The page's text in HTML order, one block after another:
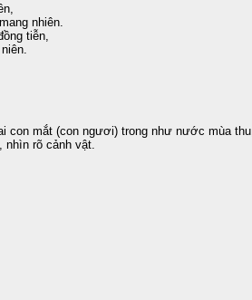
nhiên.
tiễn,
con mắt (con ngươi) trong như nước mùa thu,
rõ cảnh vật.